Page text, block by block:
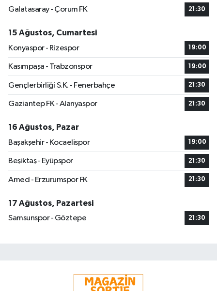
Galatasaray - Çorum FK
21:30
15 Ağustos, Cumartesi
Konyaspor - Rizespor
19:00
Kasımpaşa - Trabzonspor 19:00
Gençlerbirliği S.K. - Fenerbahçe 21:30
Gaziantep FK - Alanyaspor 21:30
16 Ağustos, Pazar
Başakşehir - Kocaelispor
19:00
Beşiktaş - Eyüpspor 21:30
Amed - Erzurumspor FK 21:30
17 Ağustos, Pazartesi
Samsunspor - Göztepe
21:30